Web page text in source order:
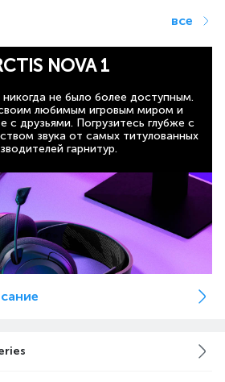
все
NOVA 1
не было более доступным.
любимым игровым миром и
с друзьями. Погрузитесь глубже с
звука от самых титулованных
гарнитур.